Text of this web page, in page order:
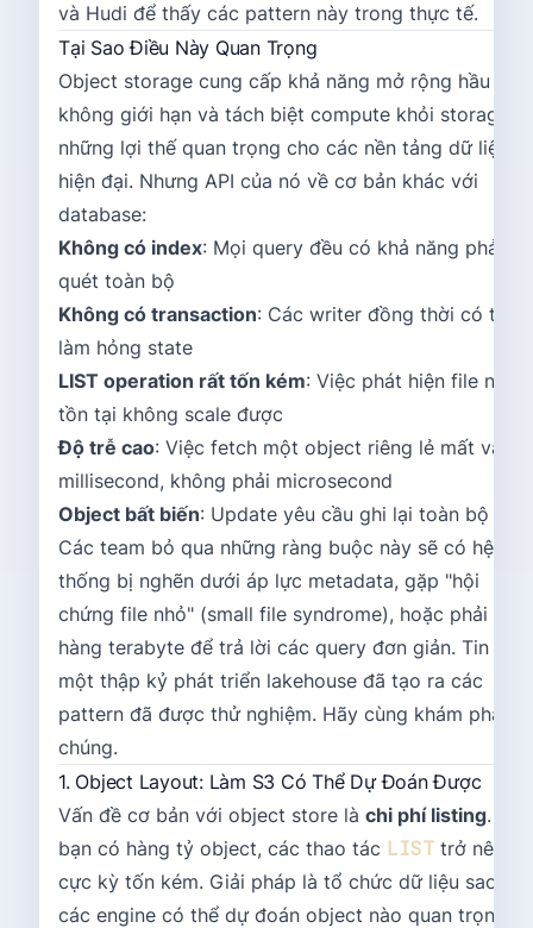
và Hudi để thấy các pattern này trong thực tế.
Tại Sao Điều Này Quan Trọng
Object storage cung cấp khả năng mở rộng hầu như
không giới hạn và tách biệt compute khỏi storage—
những lợi thế quan trọng cho các nền tảng dữ liệu
hiện đại. Nhưng API của nó về cơ bản khác với
database:
Không có index: Mọi query đều có khả năng phải
quét toàn bộ
Không có transaction: Các writer đồng thời có thể
làm hỏng state
LIST operation rất tốn kém: Việc phát hiện file nào
tồn tại không scale được
Độ trễ cao: Việc fetch một object riêng lẻ mất vài
millisecond, không phải microsecond
Object bất biến: Update yêu cầu ghi lại toàn bộ file
Các team bỏ qua những ràng buộc này sẽ có hệ
thống bị nghẽn dưới áp lực metadata, gặp "hội
chứng file nhỏ" (small file syndrome), hoặc phải quét
hàng terabyte để trả lời các query đơn giản. Tin tốt:
một thập kỷ phát triển lakehouse đã tạo ra các
pattern đã được thử nghiệm. Hãy cùng khám phá
chúng.
1. Object Layout: Làm S3 Có Thể Dự Đoán Được
Vấn đề cơ bản với object store là chi phí listing. Khi
bạn có hàng tỷ object, các thao tác LIST trở nên
cực kỳ tốn kém. Giải pháp là tổ chức dữ liệu sao
các engine có thể dự đoán object nào quan trọng